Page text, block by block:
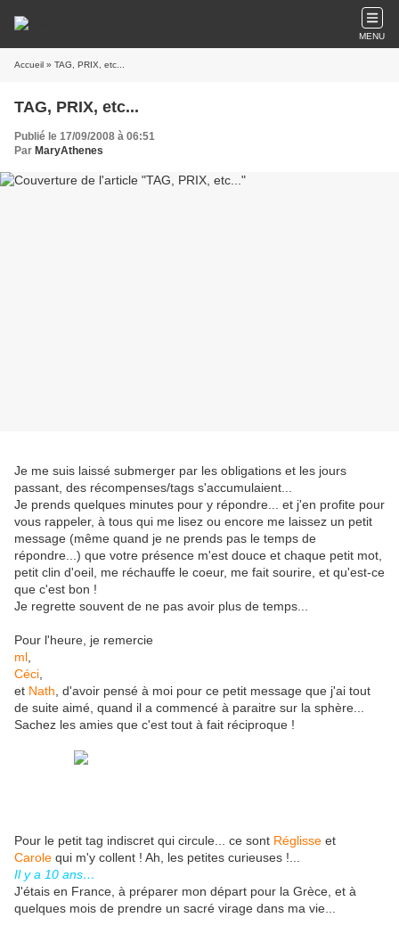
MENU
Accueil » TAG, PRIX, etc...
TAG, PRIX, etc...
Publié le 17/09/2008 à 06:51
Par MaryAthenes
Je me suis laissé submerger par les obligations et les jours
passant, des récompenses/tags s'accumulaient...
Je prends quelques minutes pour y répondre... et j'en profite pour
vous rappeler, à tous qui me lisez ou encore me laissez un petit
message (même quand je ne prends pas le temps de
répondre...) que votre présence m'est douce et chaque petit mot,
petit clin d'oeil, me réchauffe le coeur, me fait sourire, et qu'est-ce
que c'est bon !
Je regrette souvent de ne pas avoir plus de temps...
Pour l'heure, je remercie
ml
Céci
et Nath , d'avoir pensé à moi pour ce petit message que j'ai tout
de suite aimé, quand il a commencé à paraitre sur la sphère...
Sachez les amies que c'est tout à fait réciproque !
Pour le petit tag indiscret qui circule... ce sont Réglisse et
Carole qui m'y collent ! Ah, les petites curieuses !...
Il y a 10 ans…
J'étais en France, à préparer mon départ pour la Grèce, et à
quelques mois de prendre un sacré virage dans ma vie...